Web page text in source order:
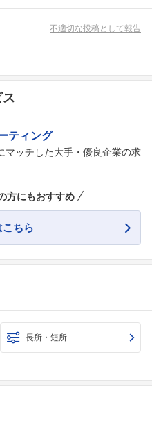
ました
ーしませんか？
不適切な投稿として報告
ティング
マッチした大手・優良企業の求
方にもおすすめ
ちら
長所・短所